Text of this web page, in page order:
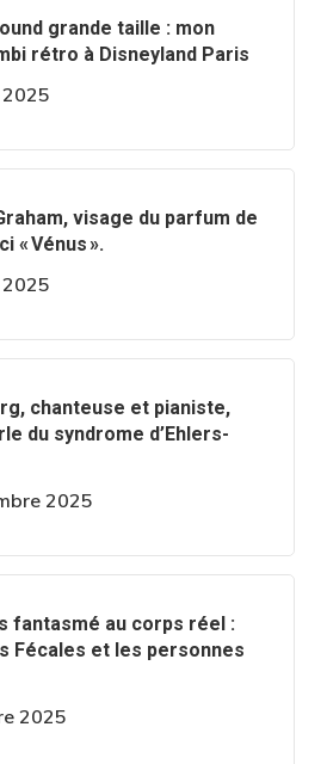
grande taille : mon
rétro à Disneyland Paris
visage du parfum de
« Vénus ».
chanteuse et pianiste,
du syndrome d’Ehlers-
2025
fantasmé au corps réel :
Fécales et les personnes
2025